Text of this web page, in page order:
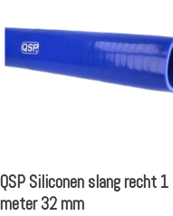
QSP Siliconen slang recht 1
meter 32 mm